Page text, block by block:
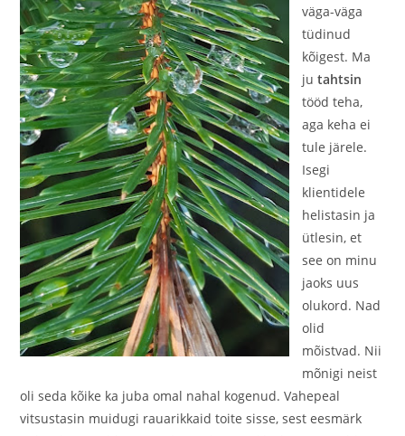
väga-väga
tüdinud
kõigest. Ma
jutahtsin
tööd teha,
aga keha ei
tule järele.
Isegi
klientidele
helistasin ja
ütlesin, et
see on minu
jaoks uus
olukord. Nad
olid
mõistvad. Nii
mõnigi neist
oli seda kõike ka juba omal nahal kogenud. Vahepeal
vitsustasin muidugi rauarikkaid toite sisse, sest eesmärk